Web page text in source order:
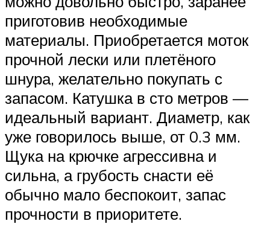
приготовив необходимые
материалы. Приобретается моток
прочной лески или плетёного
шнура, желательно покупать с
запасом. Катушка в сто метров —
идеальный вариант. Диаметр, как
уже говорилось выше, от 0.3 мм.
Щука на крючке агрессивна и
сильна, а грубость снасти её
обычно мало беспокоит, запас
прочности в приоритете.